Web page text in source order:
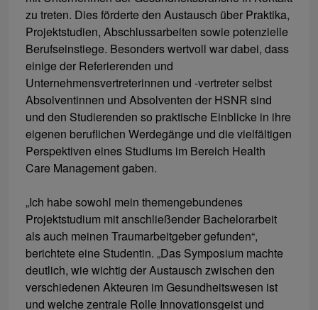
zu treten. Dies förderte den Austausch über Praktika,
Projektstudien, Abschlussarbeiten sowie potenzielle
Berufseinstiege. Besonders wertvoll war dabei, dass
einige der Referierenden und
Unternehmensvertreterinnen und -vertreter selbst
Absolventinnen und Absolventen der HSNR sind
und den Studierenden so praktische Einblicke in ihre
eigenen beruflichen Werdegänge und die vielfältigen
Perspektiven eines Studiums im Bereich Health
Care Management gaben.
„Ich habe sowohl mein themengebundenes
Projektstudium mit anschließender Bachelorarbeit
als auch meinen Traumarbeitgeber gefunden“,
berichtete eine Studentin. „Das Symposium machte
deutlich, wie wichtig der Austausch zwischen den
verschiedenen Akteuren im Gesundheitswesen ist
und welche zentrale Rolle Innovationsgeist und